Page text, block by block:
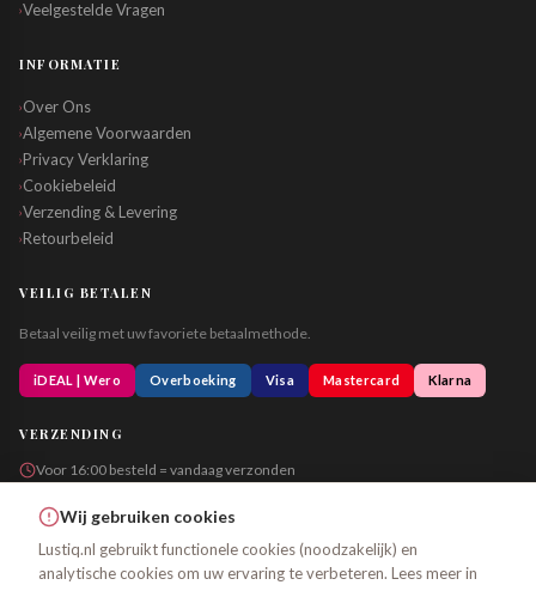
›Veelgestelde Vragen
INFORMATIE
›Over Ons
›Algemene Voorwaarden
›Privacy Verklaring
›Cookiebeleid
›Verzending & Levering
›Retourbeleid
VEILIG BETALEN
Betaal veilig met uw favoriete betaalmethode.
iDEAL | Wero Overboeking Visa Mastercard Klarna
VERZENDING
Voor 16:00 besteld = vandaag verzonden
Wij gebruiken cookies
Lustiq.nl gebruikt functionele cookies (noodzakelijk) en
analytische cookies om uw ervaring te verbeteren. Lees meer in